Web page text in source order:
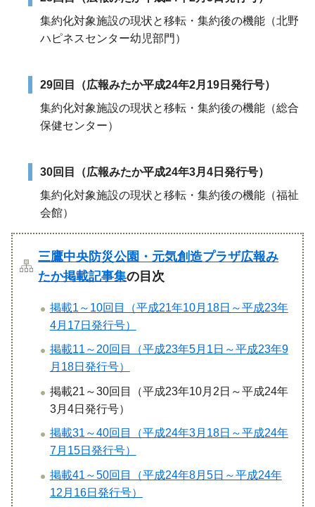
集約化対象施設の現状と移転・集約後の機能（北野
ハピネスセンター幼児部門）
29回目（広報みたか平成24年2月19日発行号）
集約化対象施設の現状と移転・集約後の機能（総合
保健センター）
30回目（広報みたか平成24年3月4日発行号）
集約化対象施設の現状と移転・集約後の機能（福祉
会館）
三鷹中央防災公園・元気創造プラザ広報み
たか掲載記事集の目次
掲載1～10回目（平成21年10月18日～平成23年
4月17日発行号）
掲載11～20回目（平成23年5月1日～平成23年9
月18日発行号）
掲載21～30回目（平成23年10月2日～平成24年
3月4日発行号）
掲載31～40回目（平成24年3月18日～平成24年
7月15日発行号）
掲載41～50回目（平成24年8月5日～平成24年
12月16日発行号）